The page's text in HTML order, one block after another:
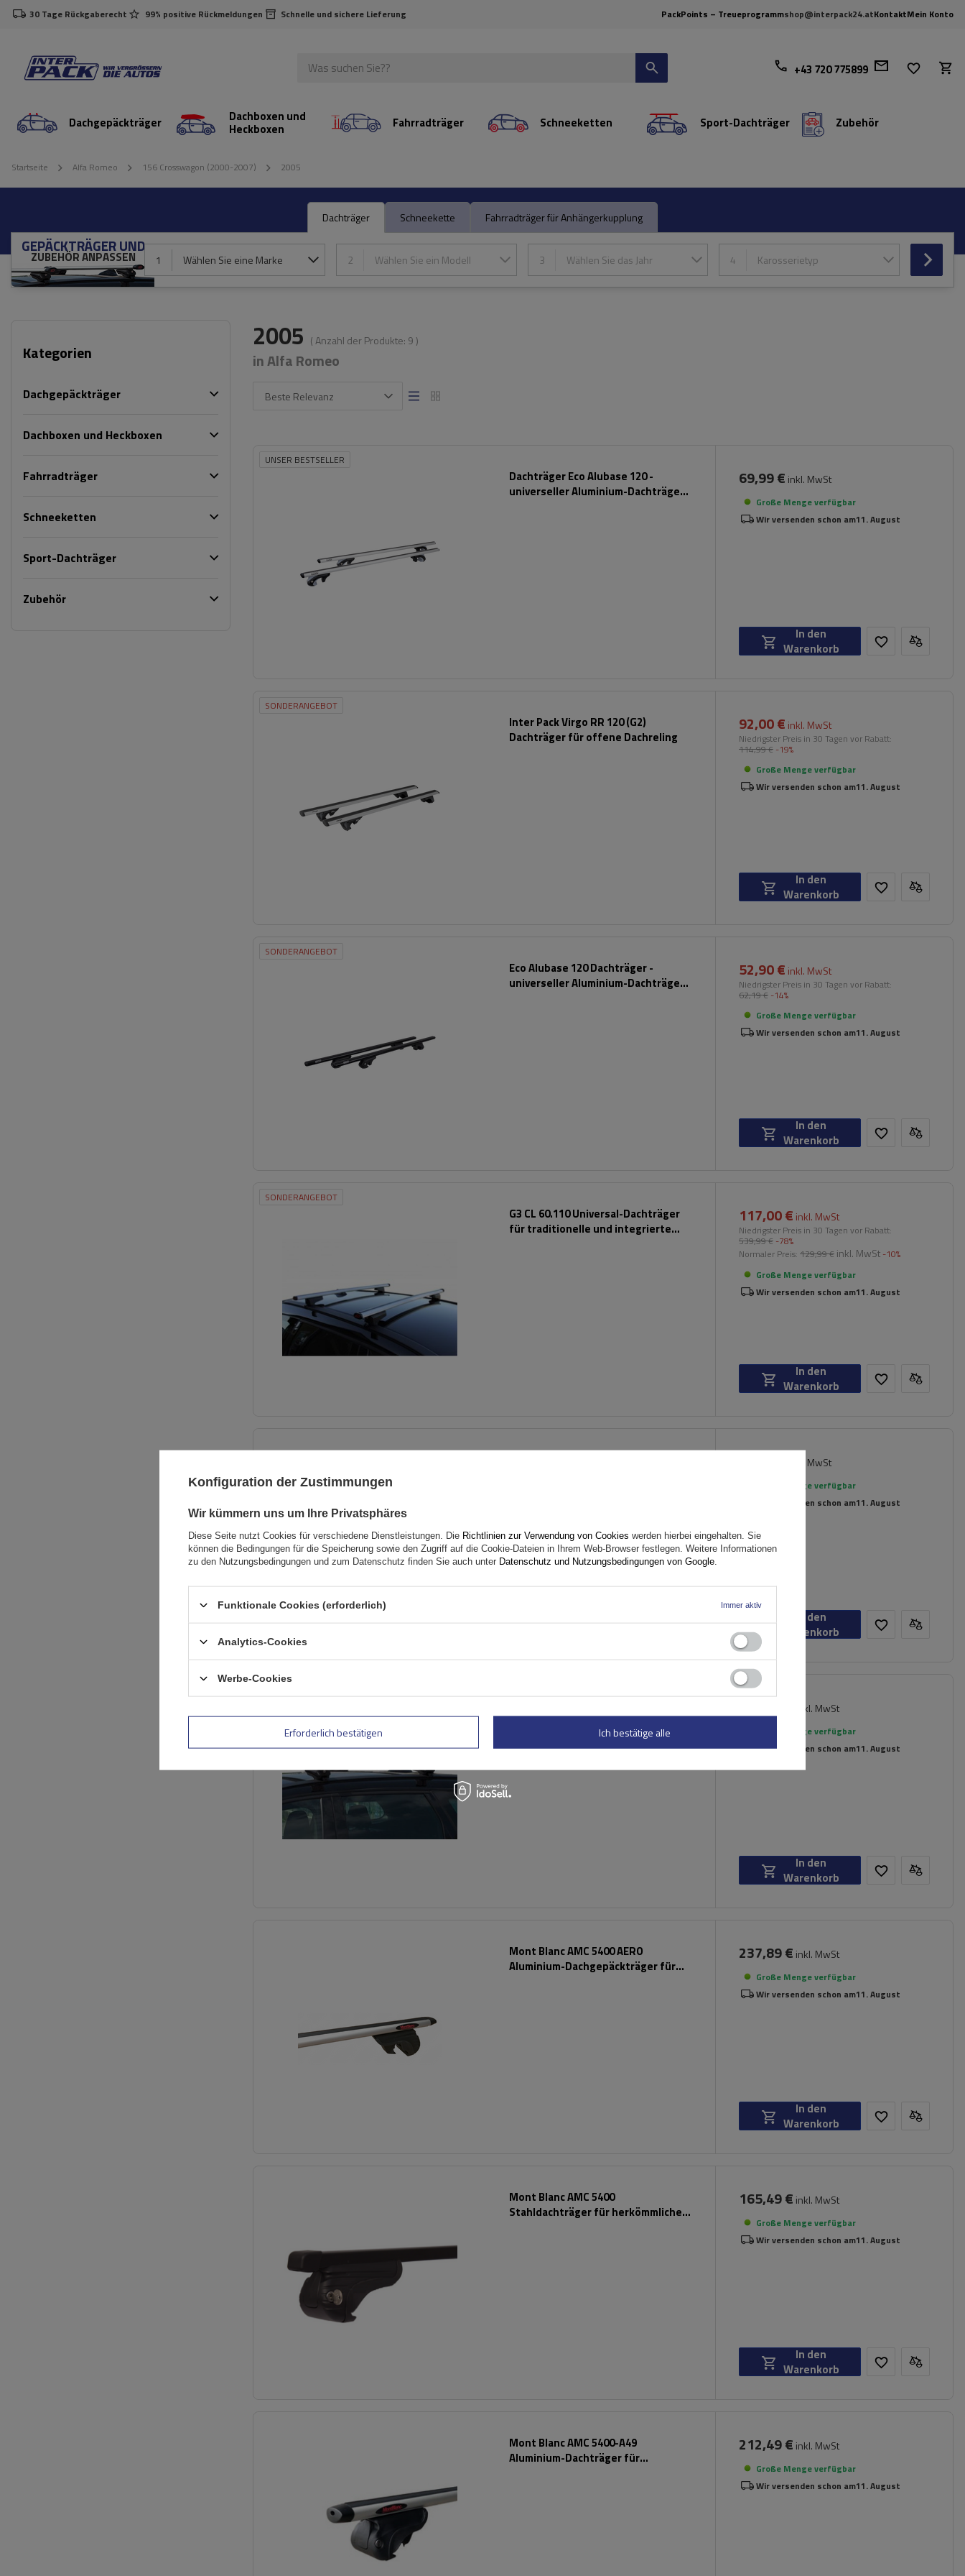
30 Tage Rückgaberecht 99% positive Rückmeldungen Schnelle und sichere Lieferung PackPoints – Treueprogrammshop@interpack24.atKontaktMein Konto
+43 720 775899
Dachgepäckträger Dachboxen und
Heckboxen Fahrradträger Schneeketten Sport-Dachträger Zubehör
Startseite Alfa Romeo 156 Crosswagon (2000-2007) 2005
Dachträger Schneekette Fahrradträger für Anhängerkupplung
GEPÄCKTRÄGER UND
ZUBEHÖR ANPASSEN 1 Wählen Sie eine Marke 2 Wählen Sie ein Modell 3 Wählen Sie das Jahr 4 Karosserietyp
Kategorien
Dachgepäckträger
Dachboxen und Heckboxen
Fahrradträger
Schneeketten
Sport-Dachträger
Zubehör
2005 ( Anzahl der Produkte: 9 )
in Alfa Romeo
Beste Relevanz
UNSER BESTSELLER
Dachträger Eco Alubase 120 -
universeller Aluminium-Dachträger
69,99 € inkl. MwSt
Große Menge verfügbar
Wir versenden schon am11. August
In den
Warenkorb
SONDERANGEBOT
Inter Pack Virgo RR 120 (G2)
Dachträger für offene Dachreling
92,00 € inkl. MwSt
Niedrigster Preis in 30 Tagen vor Rabatt:
114,99 € -19%
Große Menge verfügbar
Wir versenden schon am11. August
In den
Warenkorb
SONDERANGEBOT
Eco Alubase 120 Dachträger -
universeller Aluminium-Dachträger
52,90 € inkl. MwSt
Niedrigster Preis in 30 Tagen vor Rabatt:
62,19 € -14%
Große Menge verfügbar
Wir versenden schon am11. August
In den
Warenkorb
SONDERANGEBOT
G3 CL 60.110 Universal-Dachträger
für traditionelle und integrierte
117,00 € inkl. MwSt
Niedrigster Preis in 30 Tagen vor Rabatt:
539,99 € -78%
Normaler Preis: 129,99 € inkl. MwSt -10%
Große Menge verfügbar
Wir versenden schon am11. August
In den
Warenkorb
inkl. MwSt
Große Menge verfügbar
Wir versenden schon am11. August
In den
Warenkorb
traditionelle und integrierte
Aluminiumschienen
inkl. MwSt
Große Menge verfügbar
Wir versenden schon am11. August
In den
Warenkorb
Mont Blanc AMC 5400 AERO
Aluminium-Dachgepäckträger für
237,89 € inkl. MwSt
Große Menge verfügbar
Wir versenden schon am11. August
In den
Warenkorb
Mont Blanc AMC 5400
Stahldachträger für herkömmliche
165,49 € inkl. MwSt
Große Menge verfügbar
Wir versenden schon am11. August
In den
Warenkorb
Mont Blanc AMC 5400-A49
Aluminium-Dachträger für
212,49 € inkl. MwSt
Große Menge verfügbar
Wir versenden schon am11. August
Konfiguration der Zustimmungen
Wir kümmern uns um Ihre Privatsphäres
Diese Seite nutzt Cookies für verschiedene Dienstleistungen. Die Richtlinien zur Verwendung von Cookies werden hierbei eingehalten. Sie
können die Bedingungen für die Speicherung sowie den Zugriff auf die Cookie-Dateien in Ihrem Web-Browser festlegen. Weitere Informationen
zu den Nutzungsbedingungen und zum Datenschutz finden Sie auch unter Datenschutz und Nutzungsbedingungen von Google
Funktionale Cookies (erforderlich) Immer aktiv
Analytics-Cookies
Werbe-Cookies
Erforderlich bestätigen Ich bestätige alle